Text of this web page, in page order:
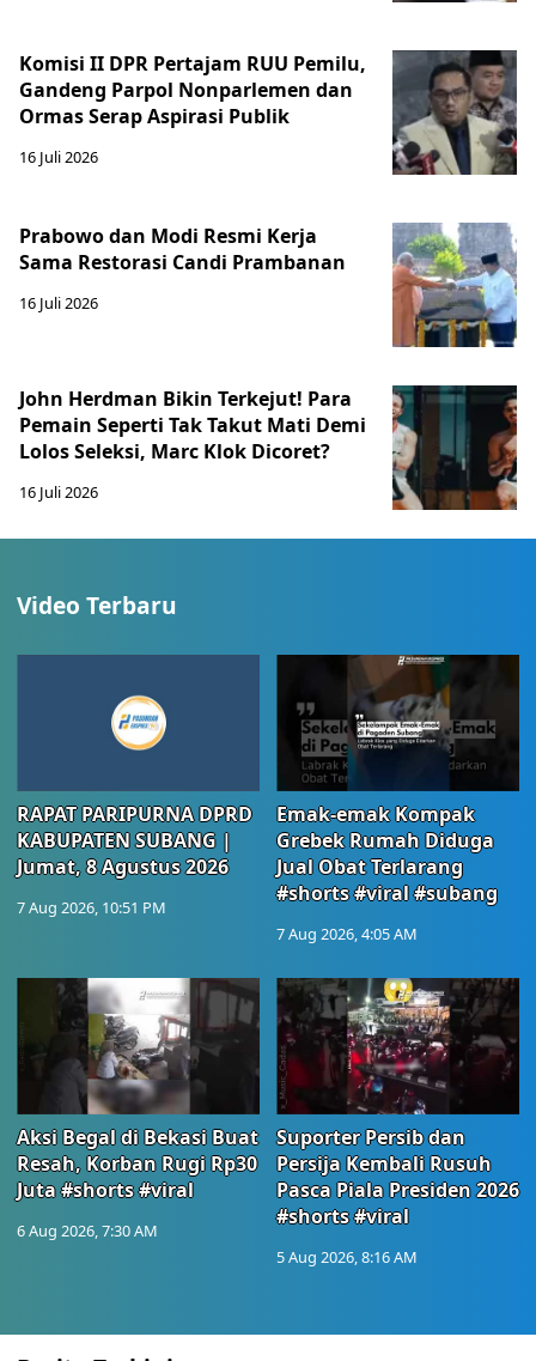
Komisi II DPR Pertajam RUU Pemilu,
Gandeng Parpol Nonparlemen dan
Ormas Serap Aspirasi Publik
16 Juli 2026
Prabowo dan Modi Resmi Kerja
Sama Restorasi Candi Prambanan
16 Juli 2026
John Herdman Bikin Terkejut! Para
Pemain Seperti Tak Takut Mati Demi
Lolos Seleksi, Marc Klok Dicoret?
16 Juli 2026
Video Terbaru
RAPAT PARIPURNA DPRD
KABUPATEN SUBANG |
Jumat, 8 Agustus 2026
7 Aug 2026, 10:51 PM
Emak-emak Kompak
Grebek Rumah Diduga
Jual Obat Terlarang
#shorts #viral #subang
7 Aug 2026, 4:05 AM
Aksi Begal di Bekasi Buat
Resah, Korban Rugi Rp30
Juta #shorts #viral
6 Aug 2026, 7:30 AM
Suporter Persib dan
Persija Kembali Rusuh
Pasca Piala Presiden 2026
#shorts #viral
5 Aug 2026, 8:16 AM